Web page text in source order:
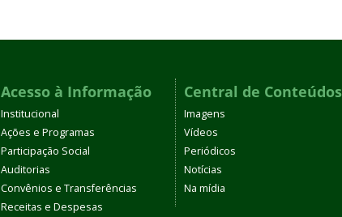
Acesso à Informação
Institucional
Ações e Programas
Participação Social
Auditorias
Convênios e Transferências
Receitas e Despesas
Central de Conteúdos
Imagens
Vídeos
Periódicos
Notícias
Na mídia